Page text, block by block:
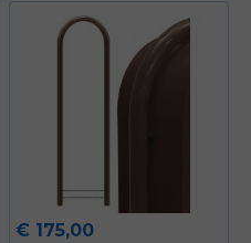
Prijs
€ 175,00